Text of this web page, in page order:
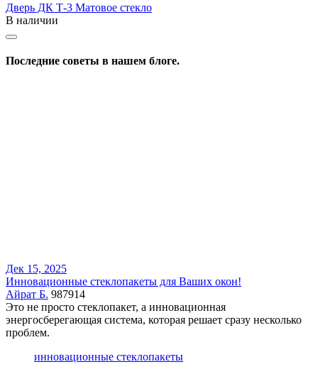
Дверь ДК Т-3 Матовое стекло
В наличии
Последние советы в нашем блоге.
Дек 15, 2025
Инновационные стеклопакеты для Ваших окон!
Айрат Б. 987914
Это не просто стеклопакет, а инновационная
энергосберегающая система, которая решает сразу несколько
проблем.
инновационные стеклопакеты